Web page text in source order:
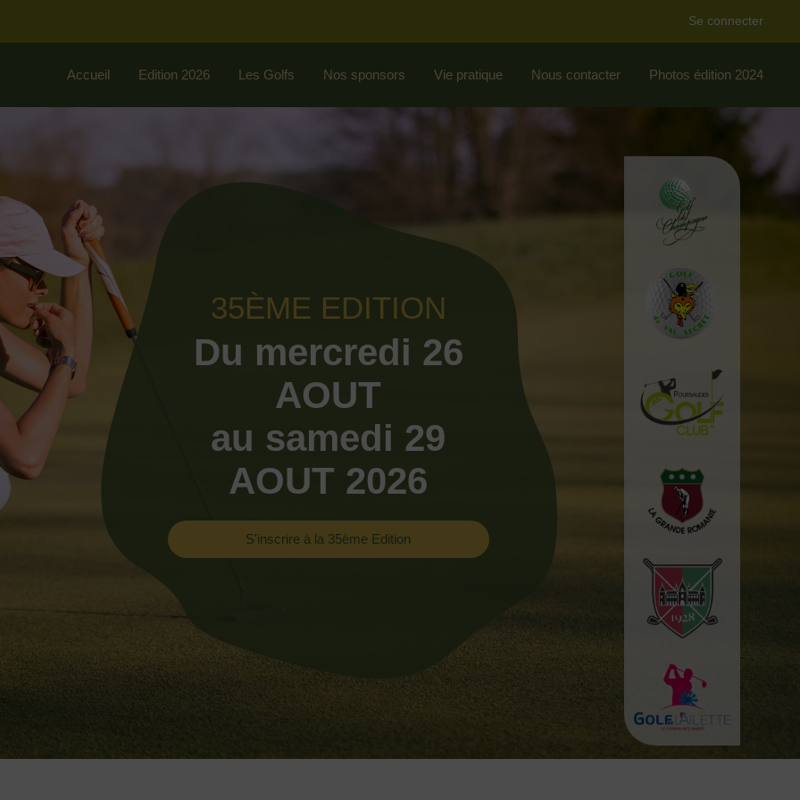
Se connecter
Accueil Edition 2026 Les Golfs Nos sponsors Vie pratique Nous contacter Photos édition 2024
35ÈME EDITION
Du mercredi 26
AOUT
au samedi 29
AOUT 2026
S'inscrire à la 35ème Edition